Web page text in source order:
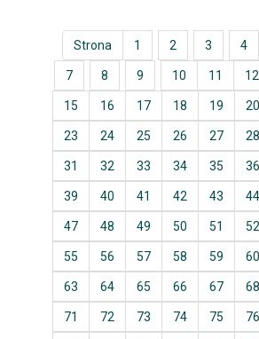
Strona 1 2 3 4
7 8 9 10 11 12
15 16 17 18 19 20
23 24 25 26 27 28
31 32 33 34 35 36
39 40 41 42 43 44
47 48 49 50 51 52
55 56 57 58 59 60
63 64 65 66 67 68
71 72 73 74 75 76